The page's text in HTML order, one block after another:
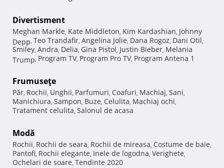
Divertisment
Meghan Markle, Kate Middleton, Kim Kardashian, Johnny
Depp, Teo Trandafir, Angelina Jolie, Dana Rogoz, Dani Otil,
Smiley, Andra, Delia, Gina Pistol, Justin Bieber, Melania
Trump, Program TV, Program Pro TV, Program Antena 1
Frumuseţe
Păr, Rochii, Unghii, Parfumuri, Coafuri, Machiaj, Sani,
Manichiura, Sampon, Buze, Celulita, Machiaj ochi,
Tratament celulita, Salonul de acasa
Modă
Rochii, Rochii de seara, Rochii de mireasa, Costume de baie,
Pantofi, Rochii elegante, Inele de logodna, Verighete,
Ochelari de soare, Tendinte 2020